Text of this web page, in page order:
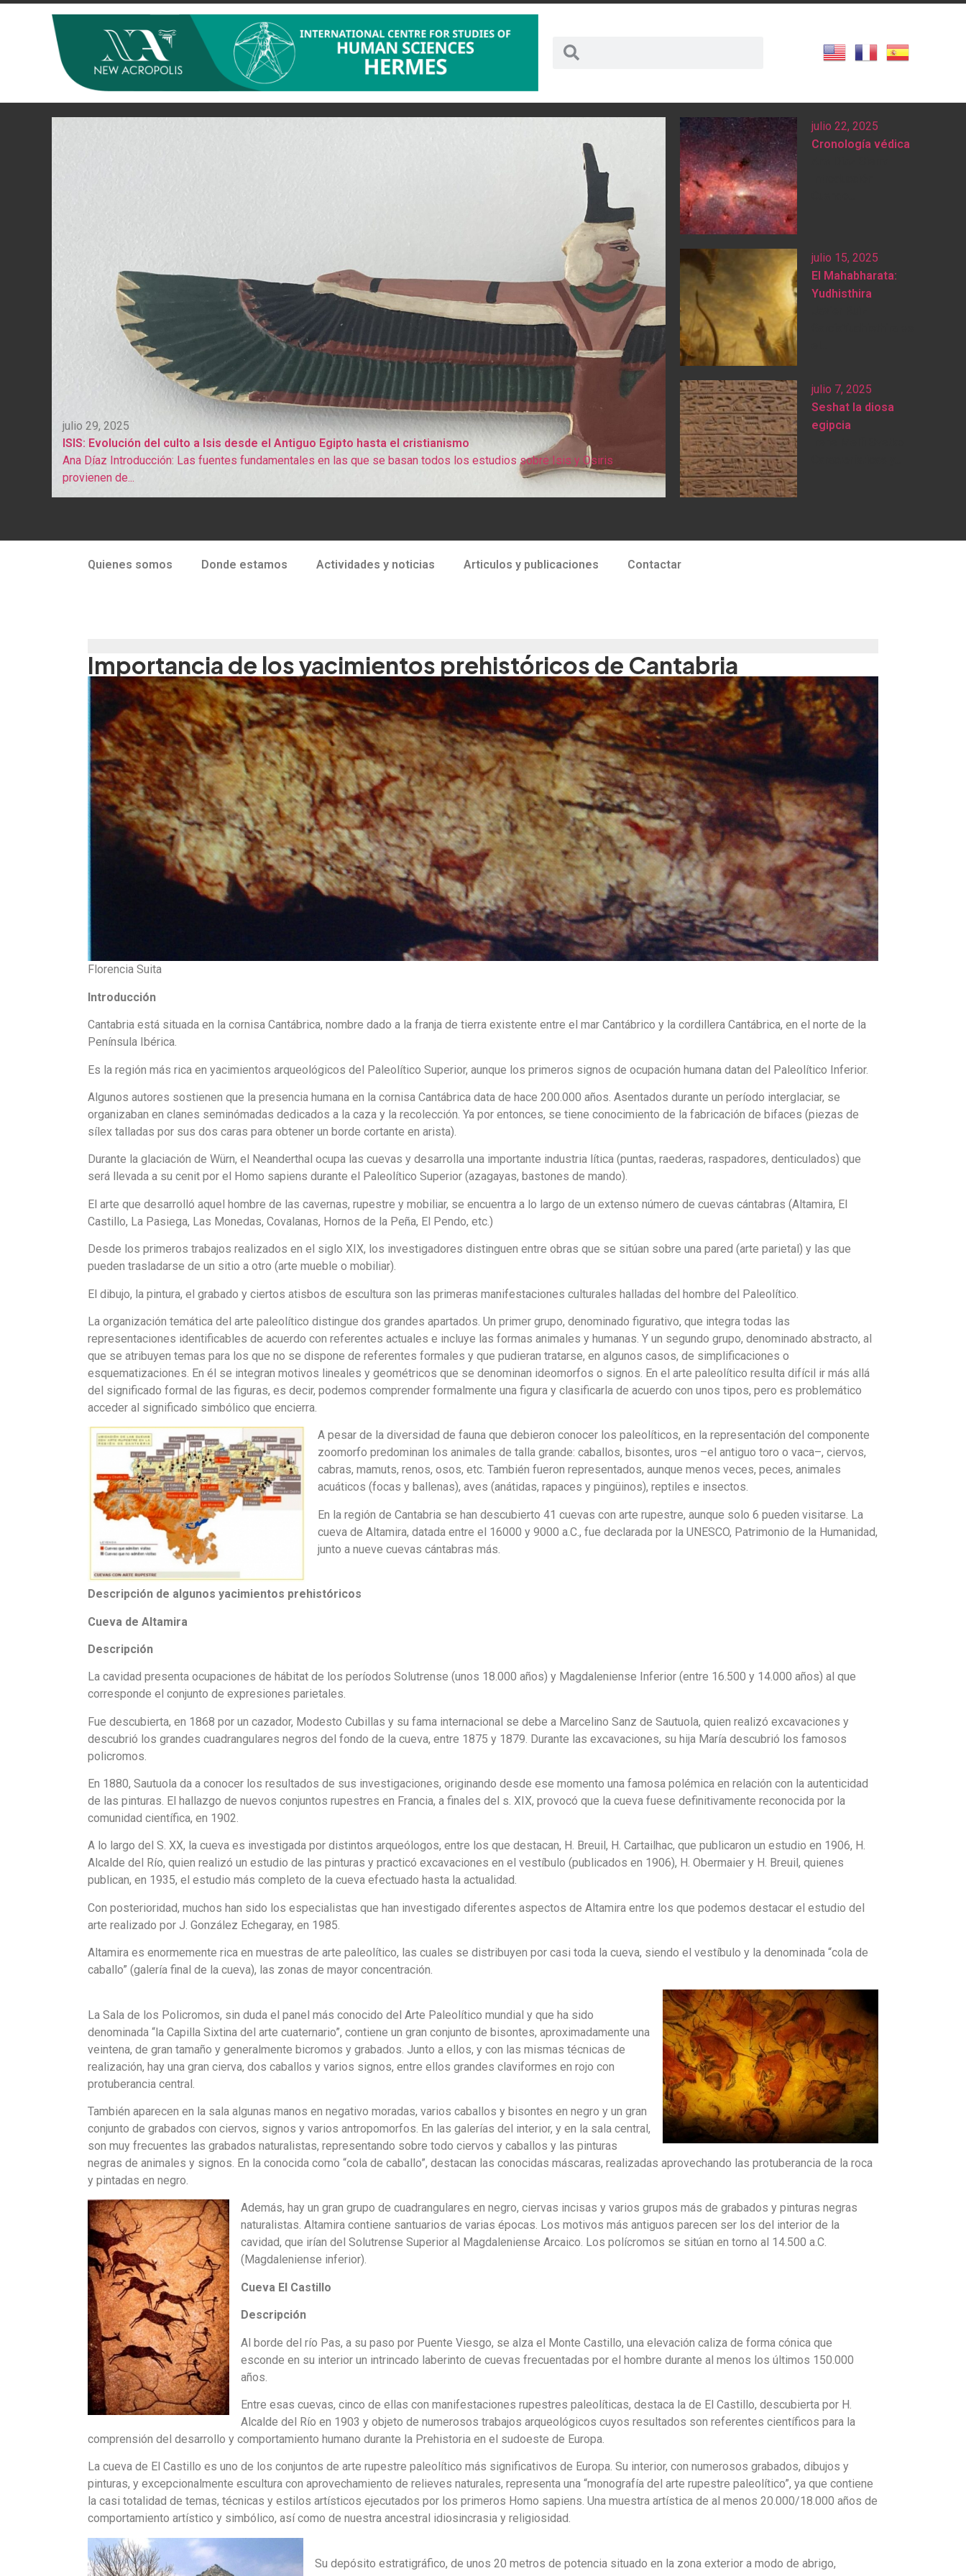
julio 29, 2025
ISIS: Evolución del culto a Isis desde el Antiguo Egipto hasta el cristianismo
Ana Díaz Introducción: Las fuentes fundamentales en las que se basan todos los estudios sobre Isis y Osiris
provienen de...
julio 22, 2025
Cronología védica
julio 15, 2025
El Mahabharata:
Yudhisthira
julio 7, 2025
Seshat la diosa
egipcia
Quienes somos Donde estamos Actividades y noticias Articulos y publicaciones Contactar
Importancia de los yacimientos prehistóricos de Cantabria
Florencia Suita
Introducción
Cantabria está situada en la cornisa Cantábrica, nombre dado a la franja de tierra existente entre el mar Cantábrico y la cordillera Cantábrica, en el norte de la
Península Ibérica.
Es la región más rica en yacimientos arqueológicos del Paleolítico Superior, aunque los primeros signos de ocupación humana datan del Paleolítico Inferior.
Algunos autores sostienen que la presencia humana en la cornisa Cantábrica data de hace 200.000 años. Asentados durante un período interglaciar, se
organizaban en clanes seminómadas dedicados a la caza y la recolección. Ya por entonces, se tiene conocimiento de la fabricación de bifaces (piezas de
sílex talladas por sus dos caras para obtener un borde cortante en arista).
Durante la glaciación de Würn, el Neanderthal ocupa las cuevas y desarrolla una importante industria lítica (puntas, raederas, raspadores, denticulados) que
será llevada a su cenit por el Homo sapiens durante el Paleolítico Superior (azagayas, bastones de mando).
El arte que desarrolló aquel hombre de las cavernas, rupestre y mobiliar, se encuentra a lo largo de un extenso número de cuevas cántabras (Altamira, El
Castillo, La Pasiega, Las Monedas, Covalanas, Hornos de la Peña, El Pendo, etc.)
Desde los primeros trabajos realizados en el siglo XIX, los investigadores distinguen entre obras que se sitúan sobre una pared (arte parietal) y las que
pueden trasladarse de un sitio a otro (arte mueble o mobiliar).
El dibujo, la pintura, el grabado y ciertos atisbos de escultura son las primeras manifestaciones culturales halladas del hombre del Paleolítico.
La organización temática del arte paleolítico distingue dos grandes apartados. Un primer grupo, denominado figurativo, que integra todas las
representaciones identificables de acuerdo con referentes actuales e incluye las formas animales y humanas. Y un segundo grupo, denominado abstracto, al
que se atribuyen temas para los que no se dispone de referentes formales y que pudieran tratarse, en algunos casos, de simplificaciones o
esquematizaciones. En él se integran motivos lineales y geométricos que se denominan ideomorfos o signos. En el arte paleolítico resulta difícil ir más allá
del significado formal de las figuras, es decir, podemos comprender formalmente una figura y clasificarla de acuerdo con unos tipos, pero es problemático
acceder al significado simbólico que encierra.
A pesar de la diversidad de fauna que debieron conocer los paleolíticos, en la representación del componente
zoomorfo predominan los animales de talla grande: caballos, bisontes, uros –el antiguo toro o vaca–, ciervos,
cabras, mamuts, renos, osos, etc. También fueron representados, aunque menos veces, peces, animales
acuáticos (focas y ballenas), aves (anátidas, rapaces y pingüinos), reptiles e insectos.
En la región de Cantabria se han descubierto 41 cuevas con arte rupestre, aunque solo 6 pueden visitarse. La
cueva de Altamira, datada entre el 16000 y 9000 a.C., fue declarada por la UNESCO, Patrimonio de la Humanidad,
junto a nueve cuevas cántabras más.
Descripción de algunos yacimientos prehistóricos
Cueva de Altamira
Descripción
La cavidad presenta ocupaciones de hábitat de los períodos Solutrense (unos 18.000 años) y Magdaleniense Inferior (entre 16.500 y 14.000 años) al que
corresponde el conjunto de expresiones parietales.
Fue descubierta, en 1868 por un cazador, Modesto Cubillas y su fama internacional se debe a Marcelino Sanz de Sautuola, quien realizó excavaciones y
descubrió los grandes cuadrangulares negros del fondo de la cueva, entre 1875 y 1879. Durante las excavaciones, su hija María descubrió los famosos
policromos.
En 1880, Sautuola da a conocer los resultados de sus investigaciones, originando desde ese momento una famosa polémica en relación con la autenticidad
de las pinturas. El hallazgo de nuevos conjuntos rupestres en Francia, a finales del s. XIX, provocó que la cueva fuese definitivamente reconocida por la
comunidad científica, en 1902.
A lo largo del S. XX, la cueva es investigada por distintos arqueólogos, entre los que destacan, H. Breuil, H. Cartailhac, que publicaron un estudio en 1906, H.
Alcalde del Río, quien realizó un estudio de las pinturas y practicó excavaciones en el vestíbulo (publicados en 1906), H. Obermaier y H. Breuil, quienes
publican, en 1935, el estudio más completo de la cueva efectuado hasta la actualidad.
Con posterioridad, muchos han sido los especialistas que han investigado diferentes aspectos de Altamira entre los que podemos destacar el estudio del
arte realizado por J. González Echegaray, en 1985.
Altamira es enormemente rica en muestras de arte paleolítico, las cuales se distribuyen por casi toda la cueva, siendo el vestíbulo y la denominada “cola de
caballo” (galería final de la cueva), las zonas de mayor concentración.
La Sala de los Policromos, sin duda el panel más conocido del Arte Paleolítico mundial y que ha sido
denominada “la Capilla Sixtina del arte cuaternario”, contiene un gran conjunto de bisontes, aproximadamente una
veintena, de gran tamaño y generalmente bicromos y grabados. Junto a ellos, y con las mismas técnicas de
realización, hay una gran cierva, dos caballos y varios signos, entre ellos grandes claviformes en rojo con
protuberancia central.
También aparecen en la sala algunas manos en negativo moradas, varios caballos y bisontes en negro y un gran
conjunto de grabados con ciervos, signos y varios antropomorfos. En las galerías del interior, y en la sala central,
son muy frecuentes las grabados naturalistas, representando sobre todo ciervos y caballos y las pinturas
negras de animales y signos. En la conocida como “cola de caballo”, destacan las conocidas máscaras, realizadas aprovechando las protuberancia de la roca
y pintadas en negro.
Además, hay un gran grupo de cuadrangulares en negro, ciervas incisas y varios grupos más de grabados y pinturas negras
naturalistas. Altamira contiene santuarios de varias épocas. Los motivos más antiguos parecen ser los del interior de la
cavidad, que irían del Solutrense Superior al Magdaleniense Arcaico. Los polícromos se sitúan en torno al 14.500 a.C.
(Magdaleniense inferior).
Cueva El Castillo
Descripción
Al borde del río Pas, a su paso por Puente Viesgo, se alza el Monte Castillo, una elevación caliza de forma cónica que
esconde en su interior un intrincado laberinto de cuevas frecuentadas por el hombre durante al menos los últimos 150.000
años.
Entre esas cuevas, cinco de ellas con manifestaciones rupestres paleolíticas, destaca la de El Castillo, descubierta por H.
Alcalde del Río en 1903 y objeto de numerosos trabajos arqueológicos cuyos resultados son referentes científicos para la
comprensión del desarrollo y comportamiento humano durante la Prehistoria en el sudoeste de Europa.
La cueva de El Castillo es uno de los conjuntos de arte rupestre paleolítico más significativos de Europa. Su interior, con numerosos grabados, dibujos y
pinturas, y excepcionalmente escultura con aprovechamiento de relieves naturales, representa una “monografía del arte rupestre paleolítico”, ya que contiene
la casi totalidad de temas, técnicas y estilos artísticos ejecutados por los primeros Homo sapiens. Una muestra artística de al menos 20.000/18.000 años de
comportamiento artístico y simbólico, así como de nuestra ancestral idiosincrasia y religiosidad.
Su depósito estratigráfico, de unos 20 metros de potencia situado en la zona exterior a modo de abrigo,